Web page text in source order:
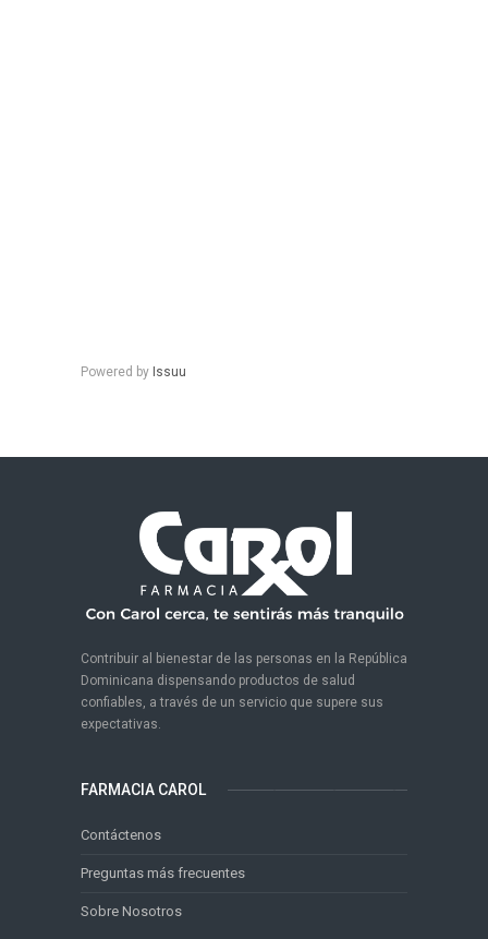
Powered by Issuu
Contribuir al bienestar de las personas en la República
Dominicana dispensando productos de salud
confiables, a través de un servicio que supere sus
expectativas.
FARMACIA CAROL
Contáctenos
Preguntas más frecuentes
Sobre Nosotros